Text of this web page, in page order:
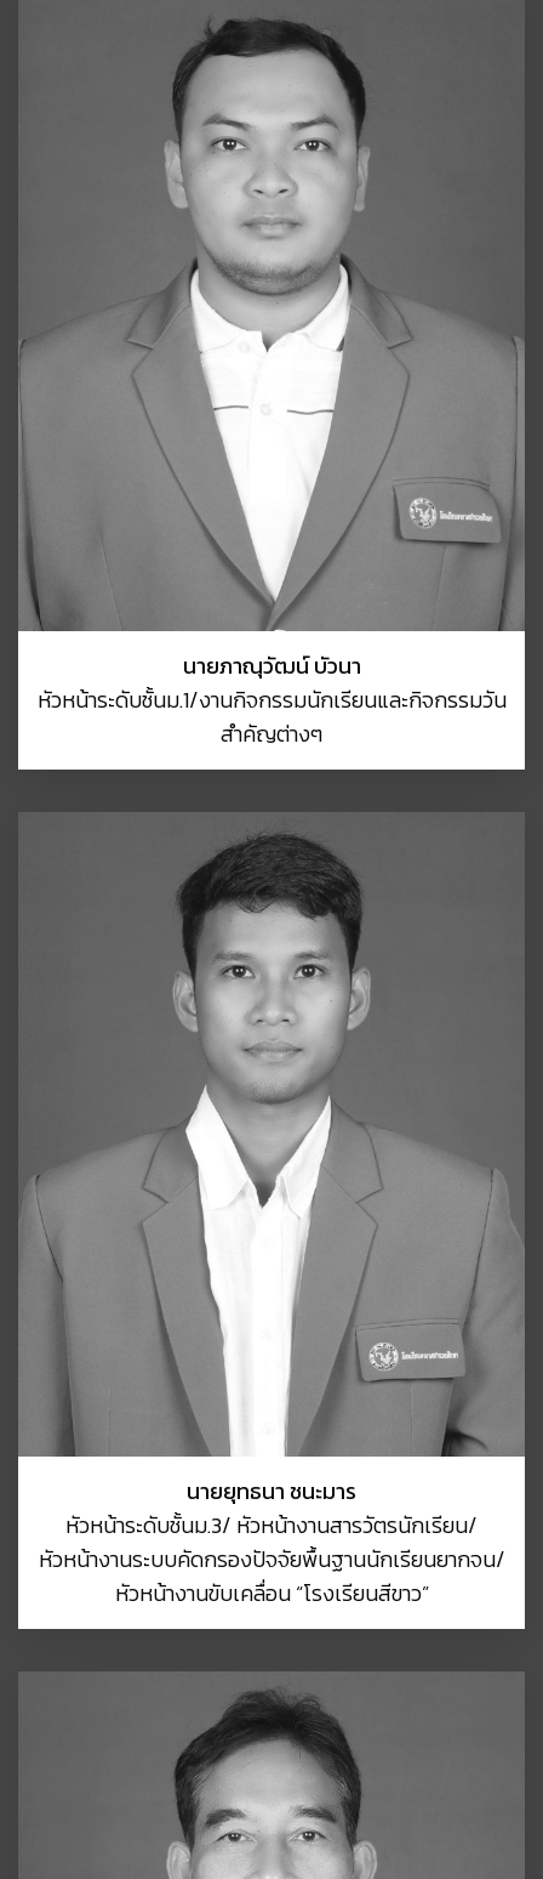
นายภาณุวัฒน์ บัวนา
หัวหน้าระดับชั้นม.1/งานกิจกรรมนักเรียนและกิจกรรมวัน
สำคัญต่างๆ
นายยุทธนา ชนะมาร
หัวหน้าระดับชั้นม.3/ หัวหน้างานสารวัตรนักเรียน/
หัวหน้างานระบบคัดกรองปัจจัยพื้นฐานนักเรียนยากจน/
หัวหน้างานขับเคลื่อน “โรงเรียนสีขาว”